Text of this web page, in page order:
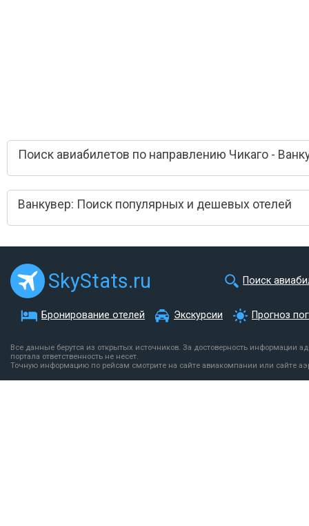
Поиск авиабилетов по направлению Чикаго -
Ванкувер: Поиск популярных и дешевых отелей
SkyStats.ru Поиск
Бронирование отелей Экскурсии Прогноз
Все данные берутся из открытых источников. За достоверность информации
портала ответственность не несет.
Точную информацию по рейсам смотрите на сайте авиакомпании или сайте